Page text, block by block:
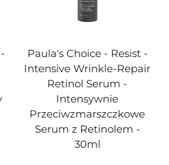
Paula's Choice - Resist -
Intensive Wrinkle-Repair
Retinol Serum -
Intensywnie
Przeciwzmarszczkowe
Serum z Retinolem -
30ml